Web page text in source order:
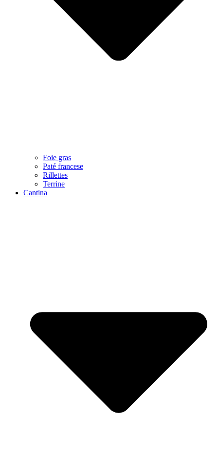
Foie gras
Paté francese
Rillettes
Terrine
Cantina